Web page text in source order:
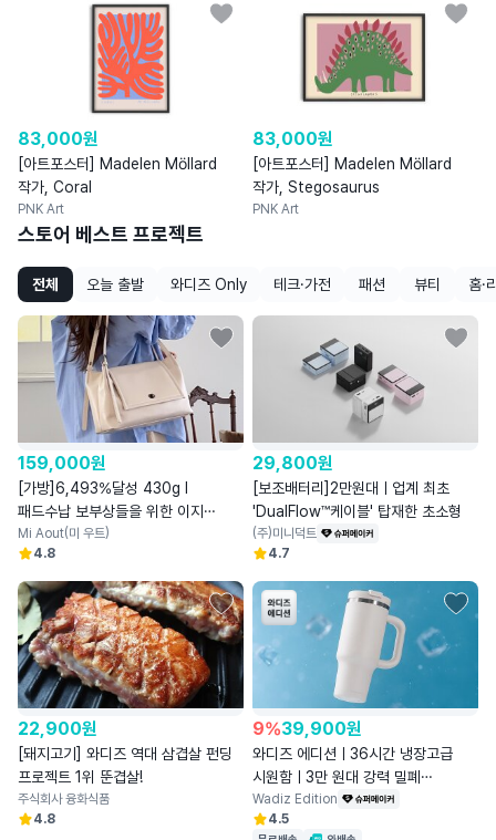
83,000원
[아트포스터] Madelen Möllard
작가, Coral
PNK Art
83,000원
[아트포스터] Madelen Möllard
작가, Stegosaurus
PNK Art
스토어 베스트 프로젝트
전체 오늘 출발 와디즈 Only 테크·가전 패션 뷰티 홈·
159,000원
[가방]6,493%달성 430g l
패드수납 보부상들을 위한 이지
플랩백
Mi Aout(미 우트)
4.8
29,800원
[보조배터리]2만원대ㅣ업계 최초
'DualFlow™케이블' 탑재한 초소형
(주)미니덕트
4.7
22,900원
[돼지고기] 와디즈 역대 삼겹살 펀딩
프로젝트 1위 뚠겹살!
주식회사 융화식품
4.8
9%39,900원
와디즈 에디션ㅣ36시간 냉장고급
시원함ㅣ3만 원대 강력 밀폐
세라믹텀블러
Wadiz Edition
4.5